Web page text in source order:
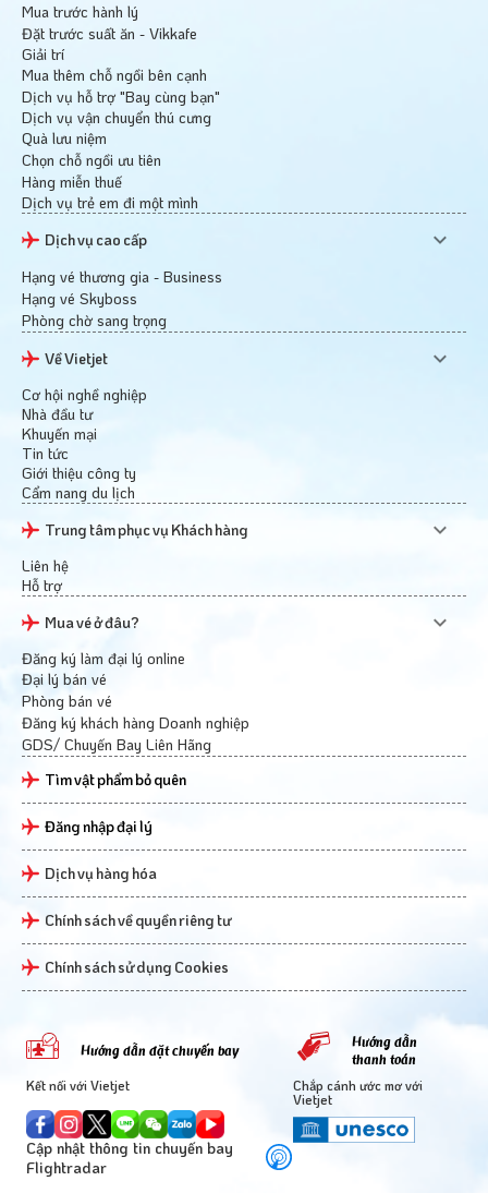
Mua trước hành lý
Đặt trước suất ăn - Vikkafe
Giải trí
Mua thêm chỗ ngồi bên cạnh
Dịch vụ hỗ trợ "Bay cùng bạn"
Dịch vụ vận chuyển thú cưng
Quà lưu niệm
Chọn chỗ ngồi ưu tiên
Hàng miễn thuế
Dịch vụ trẻ em đi một mình
Dịch vụ cao cấp
Hạng vé thương gia - Business
Hạng vé Skyboss
Phòng chờ sang trọng
Về Vietjet
Cơ hội nghề nghiệp
Nhà đầu tư
Khuyến mại
Tin tức
Giới thiệu công ty
Cẩm nang du lịch
Trung tâm phục vụ Khách hàng
Liên hệ
Hỗ trợ
Mua vé ở đâu?
Đăng ký làm đại lý online
Đại lý bán vé
Phòng bán vé
Đăng ký khách hàng Doanh nghiệp
GDS/ Chuyến Bay Liên Hãng
Tìm vật phẩm bỏ quên
Đăng nhập đại lý
Dịch vụ hàng hóa
Chính sách về quyền riêng tư
Chính sách sử dụng Cookies
Hướng dẫn đặt chuyến bay
Hướng dẫn
thanh toán
Kết nối với Vietjet
Cập nhật thông tin chuyến bay
Flightradar
Chắp cánh ước mơ với
Vietjet